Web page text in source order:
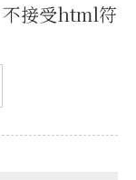
不接受html符